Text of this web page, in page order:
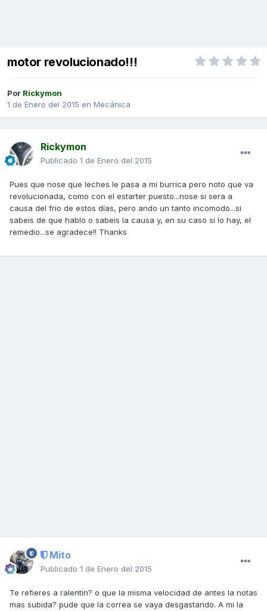
motor revolucionado!!!
Por Rickymon
1 de Enero del 2015 en Mecánica
Rickymon
Publicado 1 de Enero del 2015
Pues que nose que leches le pasa a mi burrica pero noto que va
revolucionada, como con el estarter puesto...nose si sera a
causa del frio de estos días, pero ando un tanto incomodo...si
sabeis de que hablo o sabeis la causa y, en su caso si lo hay, el
remedio...se agradece!! Thanks
Mito
Publicado 1 de Enero del 2015
Te refieres a ralentin? o que la misma velocidad de antes la notas
mas subida? pude que la correa se vaya desgastando. A mi la